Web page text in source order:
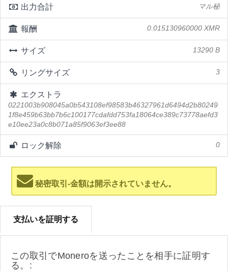
出力合計 マル秘
報酬 0.015130960000 XMR
サイズ 13290 B
リングサイズ 3
エクストラ
0221003b908045a0b543108ef98583b46327961d6494d2b80249
1f8e459b63bb7b6c100177cdafdd753fa18064ce389c73778aefd3
e10ee23a0c8b071a85f9063ef3ee88
ロック解除 0
秘密取引-金額は開示されていません。
支払いを証明する
この取引でMoneroを送ったことを相手に証明す
る。: